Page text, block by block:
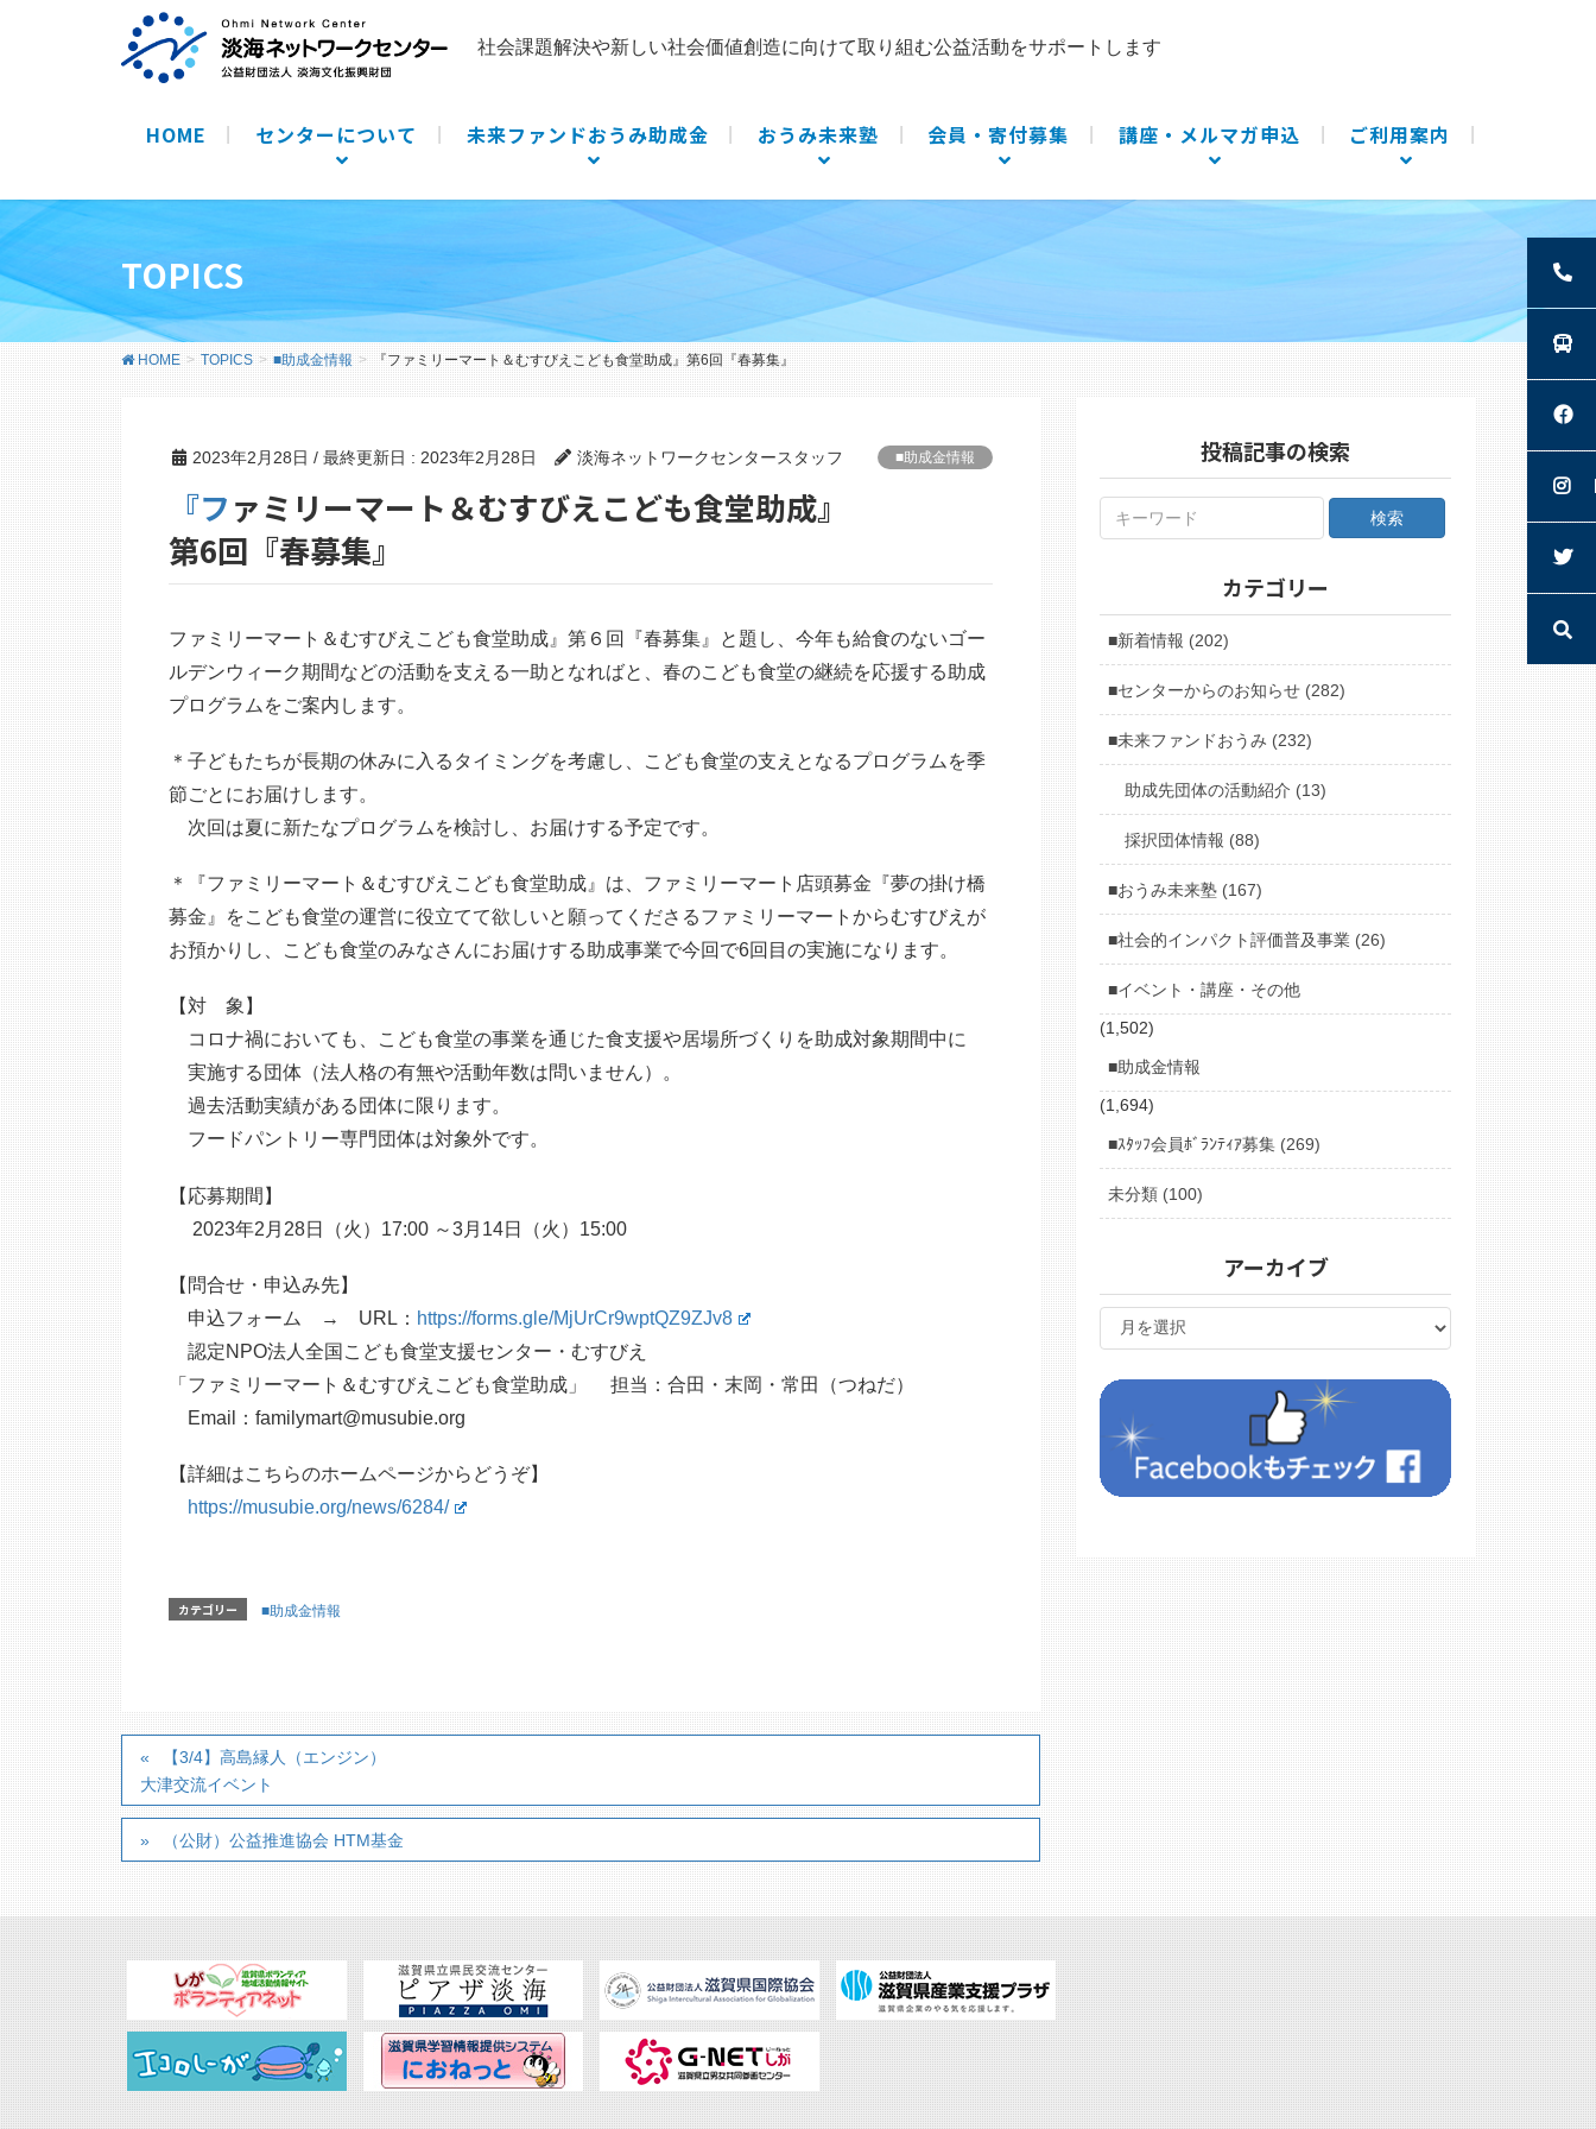
社会課題解決や新しい社会価値創造に向けて取り組む公益活動をサポートします
HOME センターについて 未来ファンドおうみ助成金 おうみ未来塾 会員・寄付募集 講座・メルマガ申込 ご利用案内
TOPICS
HOME TOPICS ■助成金情報 『ファミリーマート＆むすびえこども食堂助成』第6回『春募集』
2023年2月28日 / 最終更新日 : 2023年2月28日 淡海ネットワークセンタースタッフ ■助成金情報
『ファミリーマート＆むすびえこども食堂助成』
第6回『春募集』
ファミリーマート＆むすびえこども食堂助成』第６回『春募集』と題し、今年も給食のないゴー
ルデンウィーク期間などの活動を支える一助となればと、春のこども食堂の継続を応援する助成
プログラムをご案内します。
＊子どもたちが長期の休みに入るタイミングを考慮し、こども食堂の支えとなるプログラムを季
節ごとにお届けします。
次回は夏に新たなプログラムを検討し、お届けする予定です。
＊『ファミリーマート＆むすびえこども食堂助成』は、ファミリーマート店頭募金『夢の掛け橋
募金』をこども食堂の運営に役立てて欲しいと願ってくださるファミリーマートからむすびえが
お預かりし、こども食堂のみなさんにお届けする助成事業で今回で6回目の実施になります。
【対 象】
コロナ禍においても、こども食堂の事業を通じた食支援や居場所づくりを助成対象期間中に
実施する団体（法人格の有無や活動年数は問いません）。
過去活動実績がある団体に限ります。
フードパントリー専門団体は対象外です。
【応募期間】
2023年2月28日（火）17:00 ～3月14日（火）15:00
【問合せ・申込み先】
申込フォーム → URL： https://forms.gle/MjUrCr9wptQZ9ZJv8
認定NPO法人全国こども食堂支援センター・むすびえ
「ファミリーマート＆むすびえこども食堂助成」 担当：合田・末岡・常田（つねだ）
Email：familymart@musubie.org
【詳細はこちらのホームページからどうぞ】
https://musubie.org/news/6284/
カテゴリー ■助成金情報
【3/4】高島縁人（エンジン）
大津交流イベント
（公財）公益推進協会 HTM基金
投稿記事の検索
カテゴリー
■新着情報 (202)
■センターからのお知らせ (282)
■未来ファンドおうみ (232)
助成先団体の活動紹介 (13)
採択団体情報 (88)
■おうみ未来塾 (167)
■社会的インパクト評価普及事業 (26)
■イベント・講座・その他
(1,502)
■助成金情報
(1,694)
■ｽﾀｯﾌ会員ﾎﾞﾗﾝﾃｨｱ募集 (269)
未分類 (100)
アーカイブ